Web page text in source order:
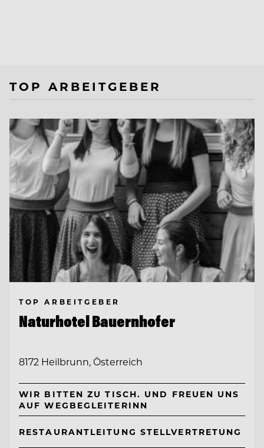
TOP ARBEITGEBER
TOP ARBEITGEBER
Naturhotel Bauernhofer
8172 Heilbrunn, Österreich
WIR BITTEN ZU TISCH. UND FREUEN UNS
AUF WEGBEGLEITERINN
RESTAURANTLEITUNG STELLVERTRETUNG